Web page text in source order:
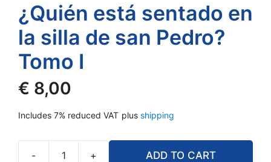
¿Quién está sentado en
la silla de san Pedro?
Tomo I
€ 8,00
Includes 7% reduced VAT plus shipping
- + ADD TO CART